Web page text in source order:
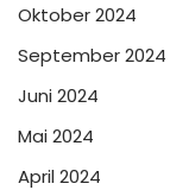
Oktober 2024
September 2024
Juni 2024
Mai 2024
April 2024